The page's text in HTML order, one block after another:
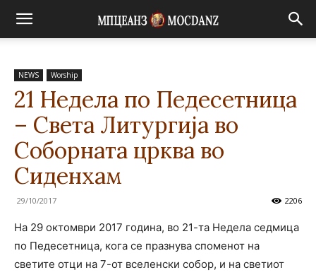
NEWS Worship
21 Недела по Педесетница
– Света Литургија во
Соборната црква во
Сиденхам
29/10/2017 2206
На 29 октомври 2017 година, во 21-та Недела седмица
по Педесетница, кога се празнува споменот на
светите отци на 7-от вселенски собор, и на светиот